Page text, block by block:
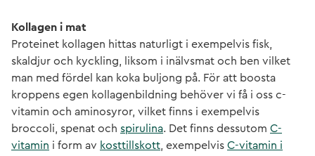
Kollagen i mat
Proteinet kollagen hittas naturligt i exempelvis fisk,
skaldjur och kyckling, liksom i inälvsmat och ben vilket
man med fördel kan koka buljong på. För att boosta
kroppens egen kollagenbildning behöver vi få i oss c-
vitamin och aminosyror, vilket finns i exempelvis
broccoli, spenat och spirulina. Det finns dessutom C-
vitamin i form av kosttillskott , exempelvis C-vitamin i